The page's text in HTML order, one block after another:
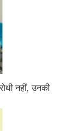
नहीं, उनकी